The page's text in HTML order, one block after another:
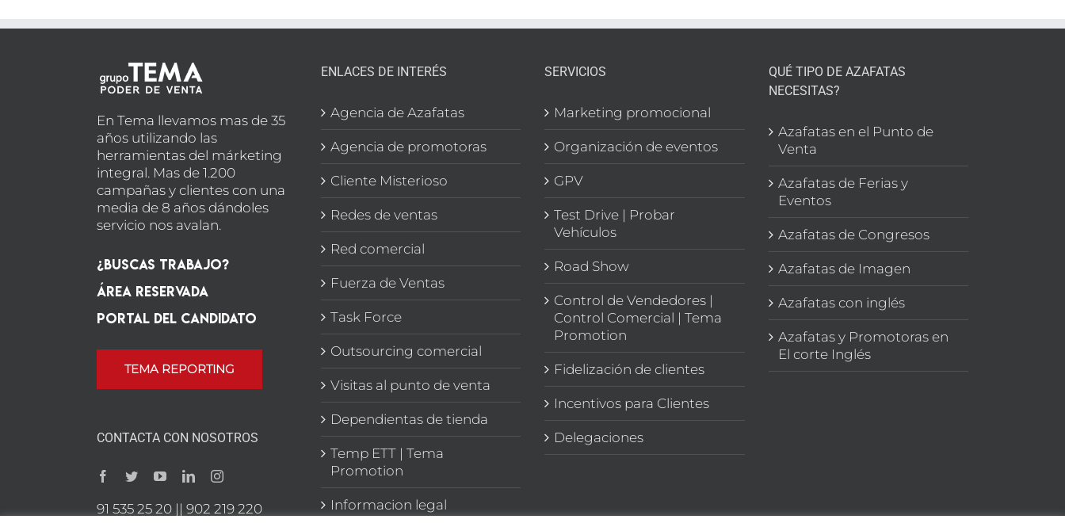
En Tema llevamos mas de 35
años utilizando las
herramientas del márketing
integral. Mas de 1.200
campañas y clientes con una
media de 8 años dándoles
servicio nos avalan.
¿Buscas Trabajo?
Área Reservada
Portal del candidato
TEMA REPORTING
CONTACTA CON NOSOTROS
91 535 25 20 || 902 219 220
ENLACES DE INTERÉS
Agencia de Azafatas
Agencia de promotoras
Cliente Misterioso
Redes de ventas
Red comercial
Fuerza de Ventas
Task Force
Outsourcing comercial
Visitas al punto de venta
Dependientas de tienda
Temp ETT | Tema
Promotion
Informacion legal
SERVICIOS
Marketing promocional
Organización de eventos
GPV
Test Drive | Probar
Vehículos
Road Show
Control de Vendedores |
Control Comercial | Tema
Promotion
Fidelización de clientes
Incentivos para Clientes
Delegaciones
QUÉ TIPO DE AZAFATAS
NECESITAS?
Azafatas en el Punto de
Venta
Azafatas de Ferias y
Eventos
Azafatas de Congresos
Azafatas de Imagen
Azafatas con inglés
Azafatas y Promotoras en
El corte Inglés